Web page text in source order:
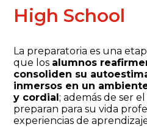
Secciones
Blog
HACER UNA CITA
High School
La preparatoria es una
que los alumnos
consoliden su
inmersos en un
y cordial; además de ser
preparan para su vida
experiencias de